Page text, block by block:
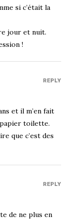
si c’était la
jour et nuit.
!
et il m’en fait
toilette.
que c’est des
REPLY
de ne plus en
REPLY